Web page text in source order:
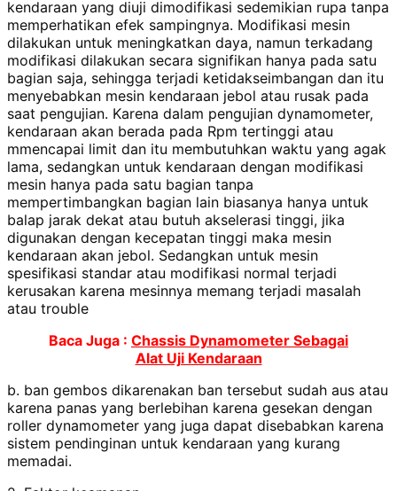
kendaraan yang diuji dimodifikasi sedemikian rupa tanpa
memperhatikan efek sampingnya. Modifikasi mesin
dilakukan untuk meningkatkan daya, namun terkadang
modifikasi dilakukan secara signifikan hanya pada satu
bagian saja, sehingga terjadi ketidakseimbangan dan itu
menyebabkan mesin kendaraan jebol atau rusak pada
saat pengujian. Karena dalam pengujian dynamometer,
kendaraan akan berada pada Rpm tertinggi atau
mmencapai limit dan itu membutuhkan waktu yang agak
lama, sedangkan untuk kendaraan dengan modifikasi
mesin hanya pada satu bagian tanpa
mempertimbangkan bagian lain biasanya hanya untuk
balap jarak dekat atau butuh akselerasi tinggi, jika
digunakan dengan kecepatan tinggi maka mesin
kendaraan akan jebol. Sedangkan untuk mesin
spesifikasi standar atau modifikasi normal terjadi
kerusakan karena mesinnya memang terjadi masalah
atau trouble
Baca Juga : Chassis Dynamometer Sebagai
Alat Uji Kendaraan
b. ban gembos dikarenakan ban tersebut sudah aus atau
karena panas yang berlebihan karena gesekan dengan
roller dynamometer yang juga dapat disebabkan karena
sistem pendinginan untuk kendaraan yang kurang
memadai.